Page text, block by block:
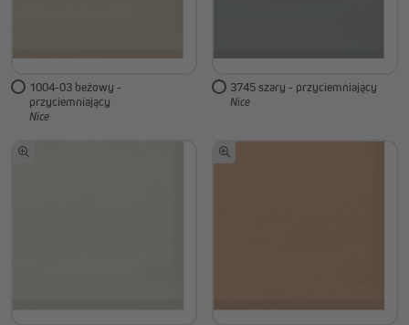
1004-03 beżowy -
przyciemniający
Nice
3745 szary - przyciemniający
Nice